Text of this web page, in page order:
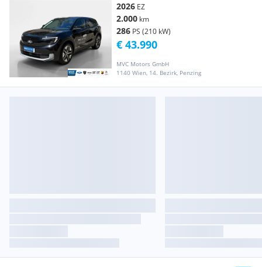
2026 EZ
2.000 km
286 PS (210 kW)
MVC Motors GmbH
1140 Wien, 14. Bezirk, Penzing
€ 43.990